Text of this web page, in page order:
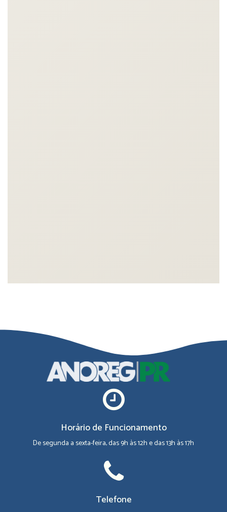
Horário de Funcionamento
De segunda a sexta-feira, das 9h às 12h e das 13h às 17h
Telefone